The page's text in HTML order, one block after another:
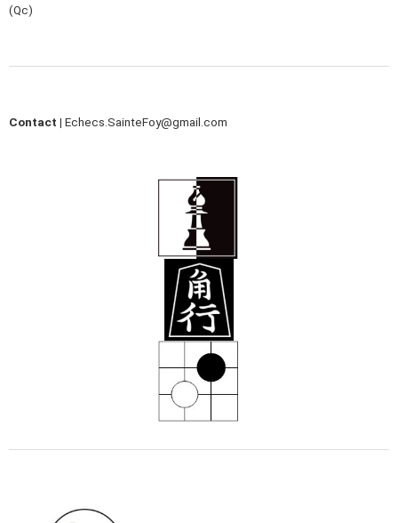
(Qc)
Contact | Echecs.SainteFoy@gmail.com